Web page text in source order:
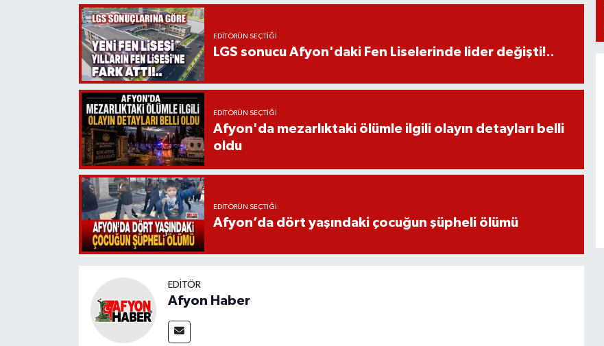
EDITÖRÜN SEÇTIĞI
LGS sonucu Afyon'daki Fen Liselerinde lider değişti!..
EDITÖRÜN SEÇTIĞI
Afyon'da mezarlıktaki ölümle ilgili olayın detayları belli
oldu
EDITÖRÜN SEÇTIĞI
Afyon’da dört yaşındaki çocuğun şüpheli ölümü
EDITÖR
Afyon Haber